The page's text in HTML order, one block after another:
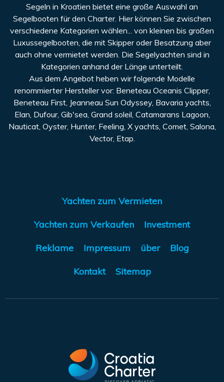
Segeln in Kroatien bietet eine große Auswahl an
Segelbooten für den Charter. Hier können Sie zwischen
verschiedene Kategorien wählen... von kleinen bis großen
Luxussegelbooten, die mit Skipper oder Besatzung aber
auch ohne vermietet werden. Die Segelyachten sind in
Kategorien anhand der Länge unterteilt.
Aus dem Angebot heben wir folgende Modelle
renommierter Hersteller vor: Beneteau Oceanis Clipper,
Beneteau First, Jeanneau Sun Odyssey, Bavaria yachts,
Elan, Dufour, Gib'sea, Grand soleil, Catamarans Lagoon,
Nauticat, Oyster, Hunter, Feeling, X yachts, Comet, Salona,
Vector, Etap.
Yachten zum Vermieten
Yachten zum Verkaufen Investment
Reklame Impressum über Blog
Kontakt Sitemap